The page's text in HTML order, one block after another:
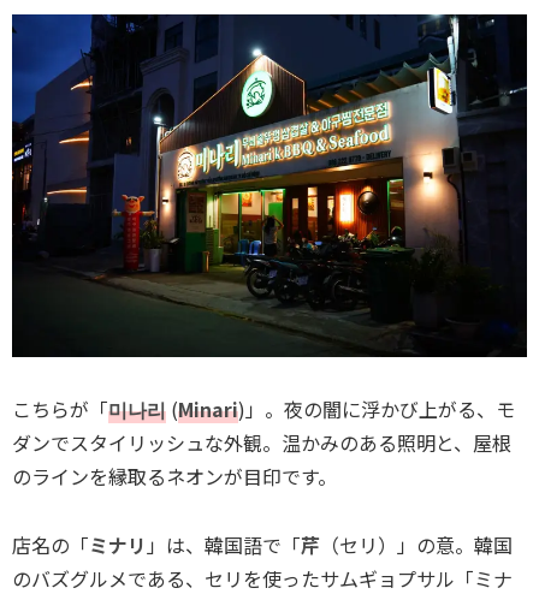
こちらが「미나리 (Minari)」。夜の闇に浮かび上がる、モ
ダンでスタイリッシュな外観。温かみのある照明と、屋根
のラインを縁取るネオンが目印です。
店名の「ミナリ 」は、韓国語で「芹 （セリ）」の意。韓国
のバズグルメである、セリを使ったサムギョプサル「ミナ